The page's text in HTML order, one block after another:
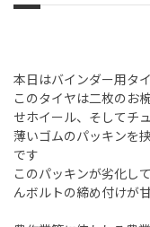
本日はバインダー用タ
このタイヤは二枚のお
せホイール、そしてチ
薄いゴムのパッキンを
です
このパッキンが劣化し
んボルトの締め付けが